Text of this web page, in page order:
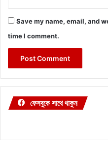
Save my name, email, and
time I comment.
ফেসবুকে সাথে থাকুন